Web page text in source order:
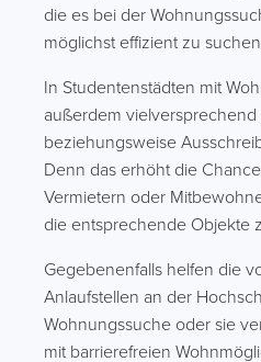
die es bei der
möglichst effizient zu
In Studentenstädten mit
außerdem
beziehungsweise
Denn das erhöht die
Vermietern oder
die entsprechende Objekte
Gegebenenfalls helfen die
Anlaufstellen an der
Wohnungssuche oder sie
mit barrierefreien